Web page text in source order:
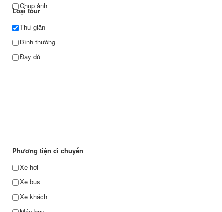
Chụp ảnh
Loại tour
Thư giãn
Bình thường
Đầy đủ
Phương tiện di chuyển
Xe hơi
Xe bus
Xe khách